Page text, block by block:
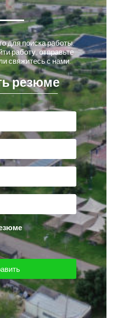
для поиска работы.
работу, отправьте
свяжитесь с нами.
резюме